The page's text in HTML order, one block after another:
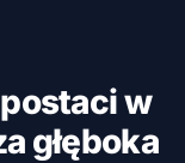
w
głęboka